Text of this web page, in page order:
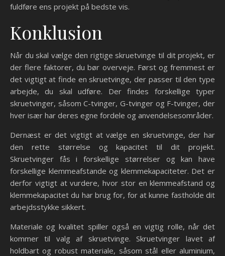
fuldføre ens projekt på bedste vis.
Konklusion
Når du skal vælge den rigtige skruetvinge til dit projekt, er
der flere faktorer, du bør overveje. Først og fremmest er
det vigtigt at finde en skruetvinge, der passer til den type
arbejde, du skal udføre. Der findes forskellige typer
skruetvinger, såsom C-tvinger, G-tvinger og F-tvinger, der
hver især har deres egne fordele og anvendelsesområder.
Dernæst er det vigtigt at vælge en skruetvinge, der har
den rette størrelse og kapacitet til dit projekt.
Skruetvinger fås i forskellige størrelser og kan have
forskellige klemmeafstande og klemmekapaciteter. Det er
derfor vigtigt at vurdere, hvor stor en klemmeafstand og
klemmekapacitet du har brug for, for at kunne fastholde dit
arbejdsstykke sikkert.
Materiale og kvalitet spiller også en vigtig rolle, når det
kommer til valg af skruetvinge. Skruetvinger lavet af
holdbart og robust materiale, såsom stål eller aluminium,